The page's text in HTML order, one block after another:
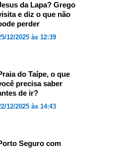
da Lapa? Grego
e diz o que não
perder
12/2025 às 12:39
do Taípe, o que
precisa saber
de ir?
12/2025 às 14:43
Seguro com